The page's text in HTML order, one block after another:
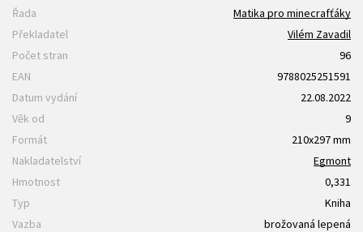
Řada
Matika pro minecrafťáky
Překladatel
Vilém Zavadil
Počet stran
96
EAN
9788025251591
Datum vydání
22.08.2022
Věk od
9
Formát
210x297 mm
Nakladatelství
Egmont
Hmotnost
0,331
Typ
Kniha
Vazba
brožovaná lepená